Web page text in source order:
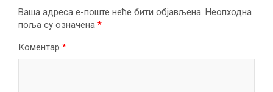
Ваша адреса е-поште неће бити објављена. Неопходна
поља су означена *
Коментар *